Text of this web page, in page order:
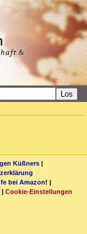
Los
Küßners |
bei Amazon! |
| Cookie-Einstellungen